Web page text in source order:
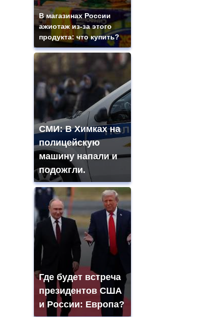
В магазинах России
ажиотаж из-за этого
продукта: что купить?
СМИ: В Химках на
полицейскую
машину напали и
подожгли.
Где будет встреча
президентов США
и России: Европа?